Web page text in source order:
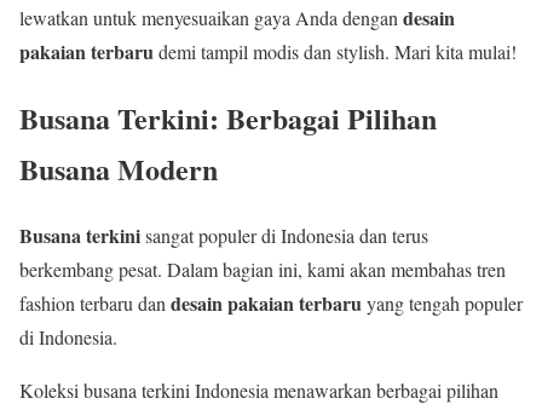
lewatkan untuk menyesuaikan gaya Anda dengan desain
pakaian terbarudemi tampil modis dan stylish. Mari kita mulai!
Busana Terkini: Berbagai Pilihan
Busana Modern
Busana terkinisangat populer di Indonesia dan terus
berkembang pesat. Dalam bagian ini, kami akan membahas tren
fashion terbaru dan desain pakaian terbaruyang tengah populer
di Indonesia.
Koleksi busana terkini Indonesia menawarkan berbagai pilihan